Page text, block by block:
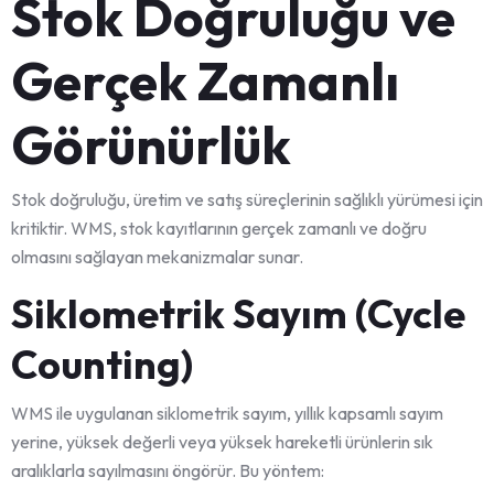
Stok Doğruluğu ve
Gerçek Zamanlı
Görünürlük
Stok doğruluğu, üretim ve satış süreçlerinin sağlıklı yürümesi için
kritiktir. WMS, stok kayıtlarının gerçek zamanlı ve doğru
olmasını sağlayan mekanizmalar sunar.
Siklometrik Sayım (Cycle
Counting)
WMS ile uygulanan siklometrik sayım, yıllık kapsamlı sayım
yerine, yüksek değerli veya yüksek hareketli ürünlerin sık
aralıklarla sayılmasını öngörür. Bu yöntem: